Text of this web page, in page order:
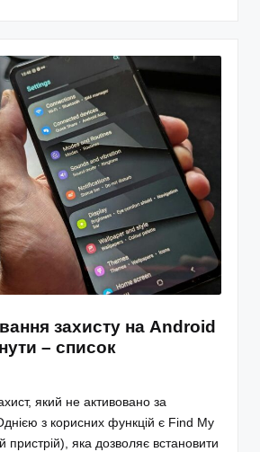
захисту на Android
– список
який не активовано за
з корисних функцій є Find My
пристрій), яка дозволяє встановити